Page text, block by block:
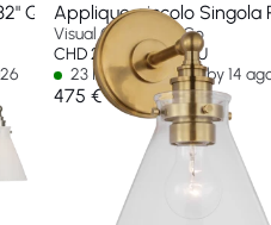
Quattro Luci
Applique piccolo Singola
Visual Comfort & Co
CHD 2527AB-CG-EU
23 In stock - Ships by 14
475 €